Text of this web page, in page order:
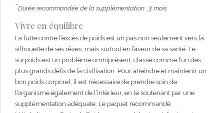
**Durée recommandée de la supplémentation : 3 mois
Vivre en équilibre
La lutte contre l’excès de poids est un pas non seulement vers la
silhouette de ses rêves, mais surtout en faveur de sa santé. Le
surpoids est un problème omniprésent, classé comme l’un des
plus grands défis de la civilisation. Pour atteindre et maintenir un
bon poids corporel, il est nécessaire de prendre soin de
l’organisme également de l’intérieur, en le soutenant par une
supplémentation adéquate. Le paquet recommandé